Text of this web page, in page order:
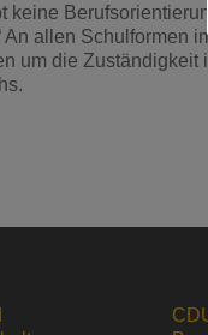
keine
An allen Schulformen
um die